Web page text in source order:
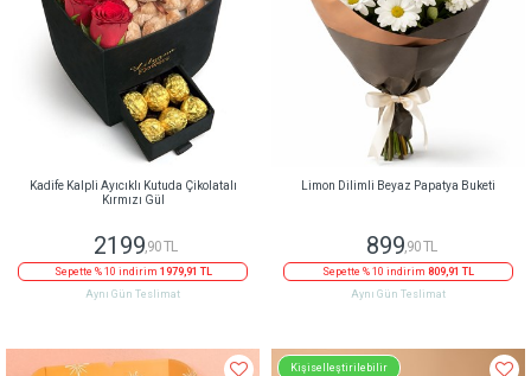
Kadife Kalpli Ayıcıklı Kutuda Çikolatalı
Kırmızı Gül
2199,90 TL
Sepette % 10 indirim 1979,91 TL
Aynı Gün Teslimat
Limon Dilimli Beyaz Papatya Buketi
899,90 TL
Sepette % 10 indirim 809,91 TL
Aynı Gün Teslimat
Kişiselleştirilebilir